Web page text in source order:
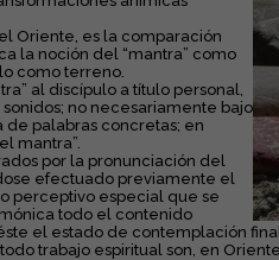
Oriente, es la comparación
la noción del “mantra” como
como terreno.
al discípulo a título personal,
no necesariamente bajo
de palabras concretas; en
mantra”.
por la pronunciación del
efectuado previamente el
perceptivo especial que se
todo el contenido
el estado de contemplación
trabajo espiritual son, en